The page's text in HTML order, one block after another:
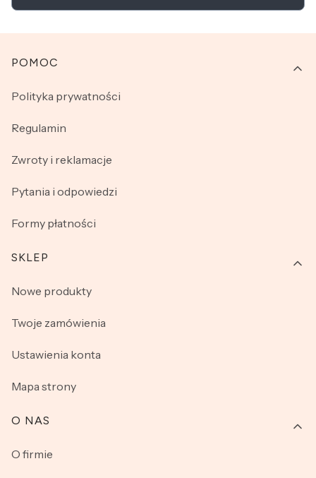
Linki w stopce
POMOC
Polityka prywatności
Regulamin
Zwroty i reklamacje
Pytania i odpowiedzi
Formy płatności
SKLEP
Nowe produkty
Twoje zamówienia
Ustawienia konta
Mapa strony
O NAS
O firmie